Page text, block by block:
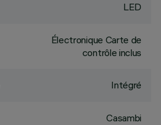
LED
Électronique Carte de
contrôle inclus
Intégré
Casambi